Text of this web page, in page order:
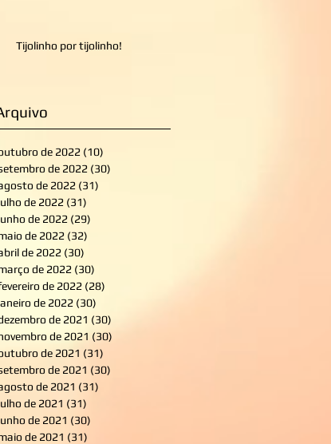
Tijolinho por tijolinho!
de 2022 (10)
de 2022 (30)
de 2022 (31)
de 2022 (31)
de 2022 (29)
de 2022 (32)
de 2022 (30)
de 2022 (30)
de 2022 (28)
de 2022 (30)
de 2021 (30)
de 2021 (30)
de 2021 (31)
de 2021 (30)
de 2021 (31)
de 2021 (31)
de 2021 (30)
de 2021 (31)